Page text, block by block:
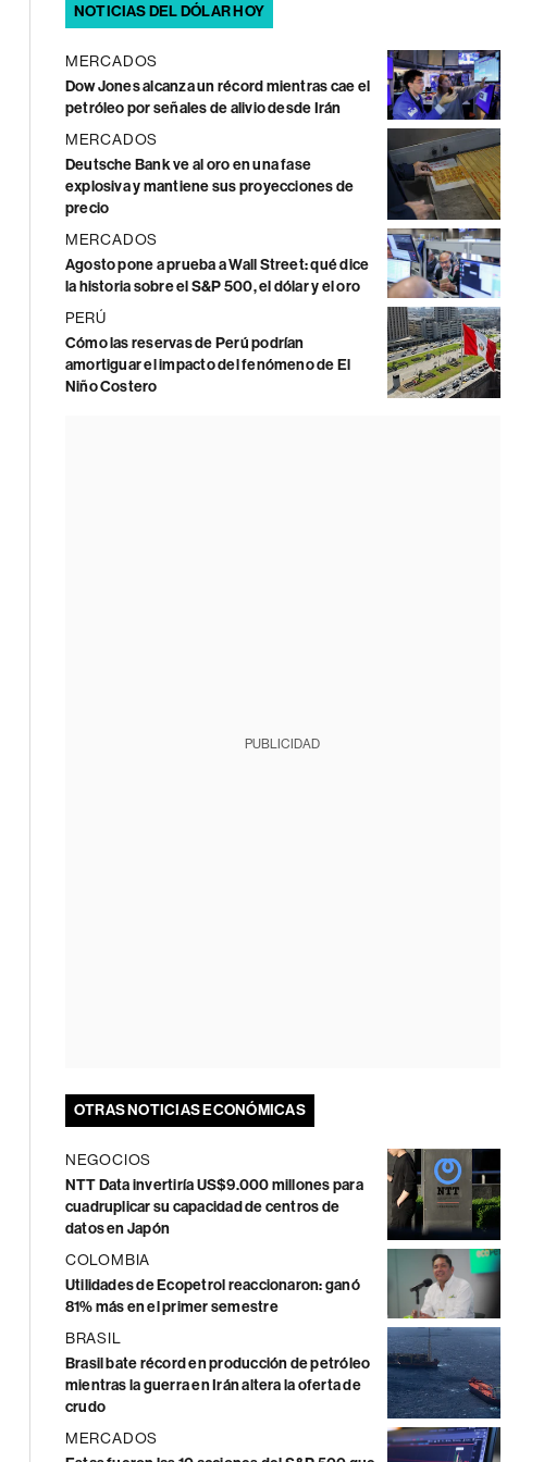
NOTICIAS DEL DÓLAR HOY
MERCADOS
Dow Jones alcanza un récord mientras cae el
petróleo por señales de alivio desde Irán
MERCADOS
Deutsche Bank ve al oro en una fase
explosiva y mantiene sus proyecciones de
precio
MERCADOS
Agosto pone a prueba a Wall Street: qué dice
la historia sobre el S&P 500, el dólar y el oro
PERÚ
Cómo las reservas de Perú podrían
amortiguar el impacto del fenómeno de El
Niño Costero
PUBLICIDAD
OTRAS NOTICIAS ECONÓMICAS
NEGOCIOS
NTT Data invertiría US$9.000 millones para
cuadruplicar su capacidad de centros de
datos en Japón
COLOMBIA
Utilidades de Ecopetrol reaccionaron: ganó
81% más en el primer semestre
BRASIL
Brasil bate récord en producción de petróleo
mientras la guerra en Irán altera la oferta de
crudo
MERCADOS